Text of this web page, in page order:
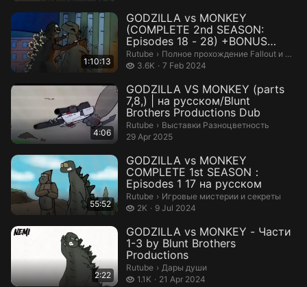
1:10:13
GODZILLA vs MONKEY
(COMPLETE 2nd SEASON:
Episodes 18 - 28) +BONUS
SCENES
Rutube › Полное прохождение Fallout и
Полное прохождение Fallout и других игр
3.6K
3.6 thousand views
7 Feb 2024
4:06
GODZILLA VS MONKEY (parts
7,8,) | на русском/Blunt
Brothers Productions Dub
Rutube › Выставки Разноцветность.
Выставки Разноцветность
29 Apr 2025
55:52
GODZILLA vs MONKEY
COMPLETE 1st SEASON：
Episodes 1 17 на русском
Rutube › Игровые мистерии и секреты.
Игровые мистерии и секреты
2K
2 thousand views
9 Jul 2024
2:22
GODZILLA vs MONKEY - Части
1-3 by Blunt Brothers
Productions
Rutube › Дары души.
Дары души
1.1K
1.1 thousand views
21 Apr 2024